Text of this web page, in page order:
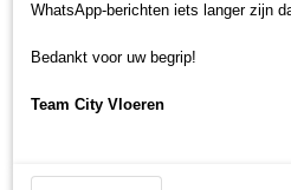
WhatsApp-berichten iets langer zijn
Bedankt voor uw begrip!
Team City Vloeren